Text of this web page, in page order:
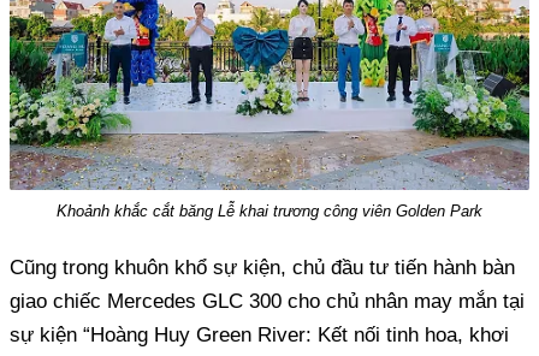
Khoảnh khắc cắt băng Lễ khai trương công viên Golden Park
Cũng trong khuôn khổ sự kiện, chủ đầu tư tiến hành bàn
giao chiếc Mercedes GLC 300 cho chủ nhân may mắn tại
sự kiện “Hoàng Huy Green River: Kết nối tinh hoa, khơi